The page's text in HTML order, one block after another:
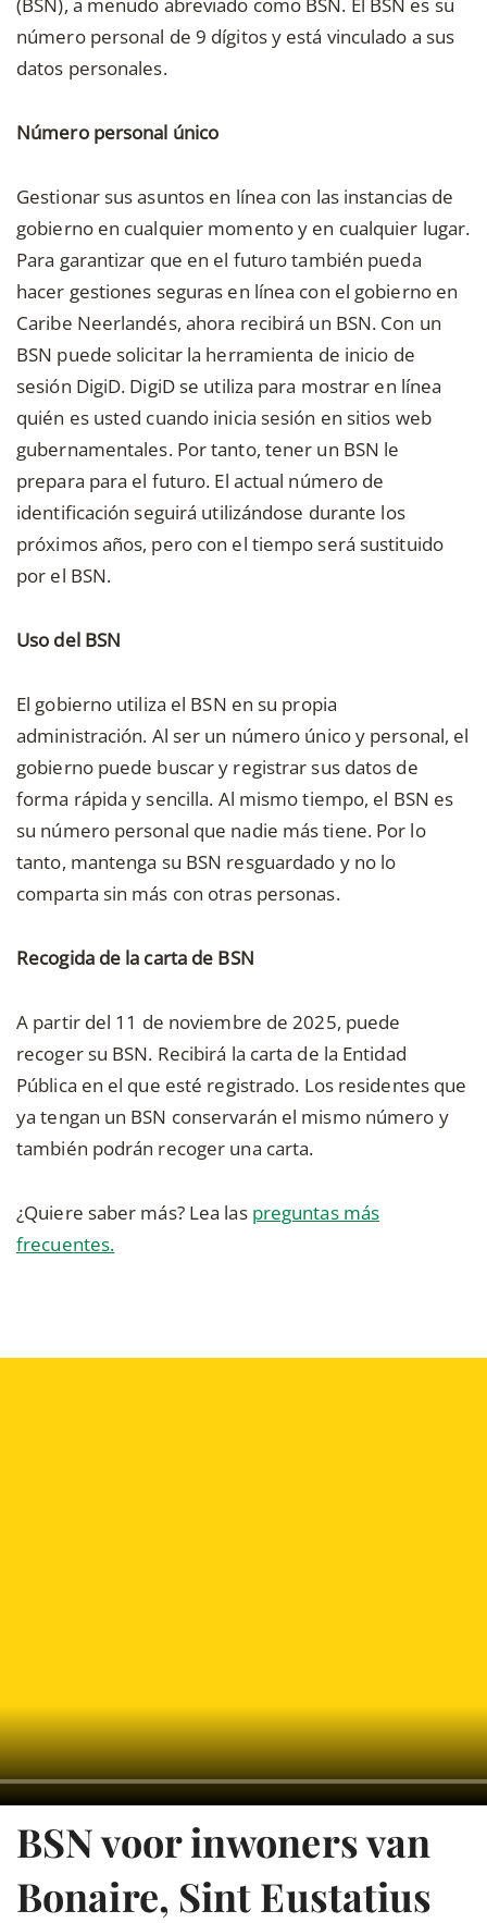
número personal de 9 dígitos y está vinculado a sus
datos personales.
Número personal único
Gestionar sus asuntos en línea con las instancias de
gobierno en cualquier momento y en cualquier lugar.
Para garantizar que en el futuro también pueda
hacer gestiones seguras en línea con el gobierno en
Caribe Neerlandés, ahora recibirá un BSN. Con un
BSN puede solicitar la herramienta de inicio de
sesión DigiD. DigiD se utiliza para mostrar en línea
quién es usted cuando inicia sesión en sitios web
gubernamentales. Por tanto, tener un BSN le
prepara para el futuro. El actual número de
identificación seguirá utilizándose durante los
próximos años, pero con el tiempo será sustituido
por el BSN.
Uso del BSN
El gobierno utiliza el BSN en su propia
administración. Al ser un número único y personal, el
gobierno puede buscar y registrar sus datos de
forma rápida y sencilla. Al mismo tiempo, el BSN es
su número personal que nadie más tiene. Por lo
tanto, mantenga su BSN resguardado y no lo
comparta sin más con otras personas.
Recogida de la carta de BSN
A partir del 11 de noviembre de 2025, puede
recoger su BSN. Recibirá la carta de la Entidad
Pública en el que esté registrado. Los residentes que
ya tengan un BSN conservarán el mismo número y
también podrán recoger una carta.
¿Quiere saber más? Lea las preguntas más
frecuentes.
BSN voor inwoners van
Bonaire, Sint Eustatius